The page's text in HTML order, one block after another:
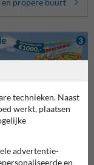
technieken. Naast
werkt, plaatsen
advertentie-
en